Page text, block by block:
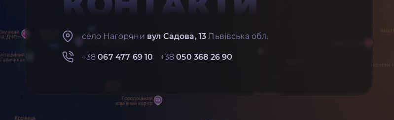
село Нагоряни вул Садова, 13 Львівська обл.
+38067 477 69 10 +38050 368 26 90